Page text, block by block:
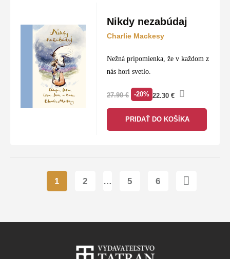
Nikdy nezabúdaj
Charlie Mackesy
Nežná pripomienka, že v každom z
nás horí svetlo.
27.90€ -20% 22.30 €
PRIDAŤ DO KOŠÍKA
1 2 … 5 6